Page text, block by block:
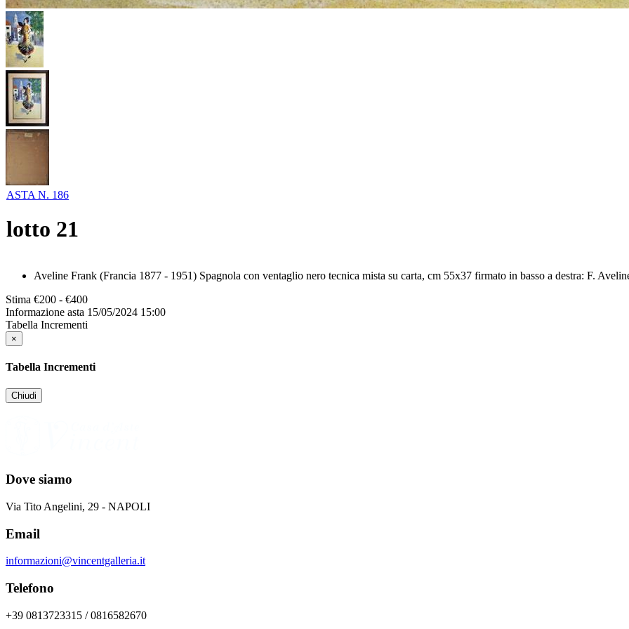
ASTA N. 186
lotto 21
Aveline Frank (Francia 1877 - 1951) Spagnola con ventaglio nero tecnica mista su carta, cm 55x37 firmato in basso a destra: F.
Stima €200 - €400
Informazione asta 15/05/2024 15:00
Tabella Incrementi
×
Tabella Incrementi
Chiudi
Dove siamo
Via Tito Angelini, 29 - NAPOLI
Email
informazioni@vincentgalleria.it
Telefono
+39 0813723315 / 0816582670